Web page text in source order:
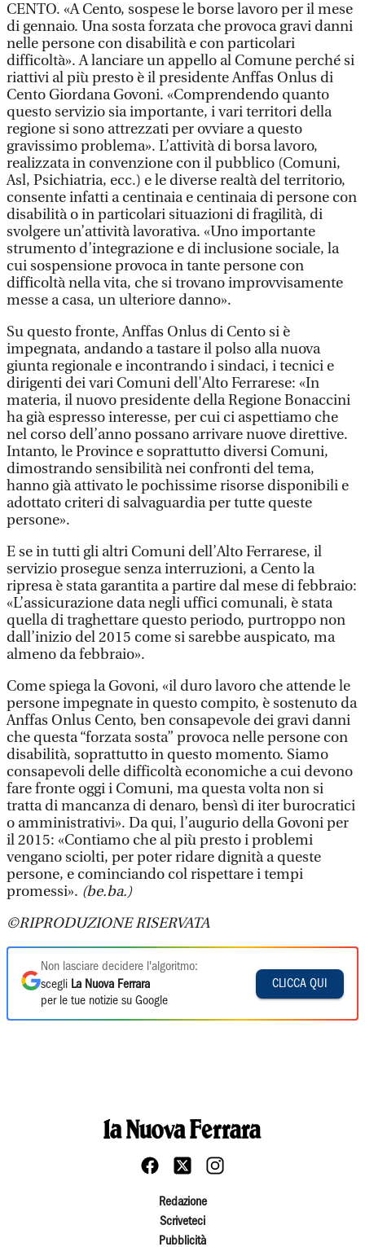
CENTO. «A Cento, sospese le borse lavoro per il mese
di gennaio. Una sosta forzata che provoca gravi danni
nelle persone con disabilità e con particolari
difficoltà». A lanciare un appello al Comune perché si
riattivi al più presto è il presidente Anffas Onlus di
Cento Giordana Govoni. «Comprendendo quanto
questo servizio sia importante, i vari territori della
regione si sono attrezzati per ovviare a questo
gravissimo problema». L’attività di borsa lavoro,
realizzata in convenzione con il pubblico (Comuni,
Asl, Psichiatria, ecc.) e le diverse realtà del territorio,
consente infatti a centinaia e centinaia di persone con
disabilità o in particolari situazioni di fragilità, di
svolgere un’attività lavorativa. «Uno importante
strumento d’integrazione e di inclusione sociale, la
cui sospensione provoca in tante persone con
difficoltà nella vita, che si trovano improvvisamente
messe a casa, un ulteriore danno».
Su questo fronte, Anffas Onlus di Cento si è
impegnata, andando a tastare il polso alla nuova
giunta regionale e incontrando i sindaci, i tecnici e
dirigenti dei vari Comuni dell'Alto Ferrarese: «In
materia, il nuovo presidente della Regione Bonaccini
ha già espresso interesse, per cui ci aspettiamo che
nel corso dell’anno possano arrivare nuove direttive.
Intanto, le Province e soprattutto diversi Comuni,
dimostrando sensibilità nei confronti del tema,
hanno già attivato le pochissime risorse disponibili e
adottato criteri di salvaguardia per tutte queste
persone».
E se in tutti gli altri Comuni dell’Alto Ferrarese, il
servizio prosegue senza interruzioni, a Cento la
ripresa è stata garantita a partire dal mese di febbraio:
«L’assicurazione data negli uffici comunali, è stata
quella di traghettare questo periodo, purtroppo non
dall’inizio del 2015 come si sarebbe auspicato, ma
almeno da febbraio».
Come spiega la Govoni, «il duro lavoro che attende le
persone impegnate in questo compito, è sostenuto da
Anffas Onlus Cento, ben consapevole dei gravi danni
che questa “forzata sosta” provoca nelle persone con
disabilità, soprattutto in questo momento. Siamo
consapevoli delle difficoltà economiche a cui devono
fare fronte oggi i Comuni, ma questa volta non si
tratta di mancanza di denaro, bensì di iter burocratici
o amministrativi». Da qui, l’augurio della Govoni per
il 2015: «Contiamo che al più presto i problemi
vengano sciolti, per poter ridare dignità a queste
persone, e cominciando col rispettare i tempi
promessi». (be.ba.)
©RIPRODUZIONE RISERVATA
Non lasciare decidere l'algoritmo:
scegli La Nuova Ferrara
per le tue notizie su Google
CLICCA QUI
Redazione
Scriveteci
Pubblicità